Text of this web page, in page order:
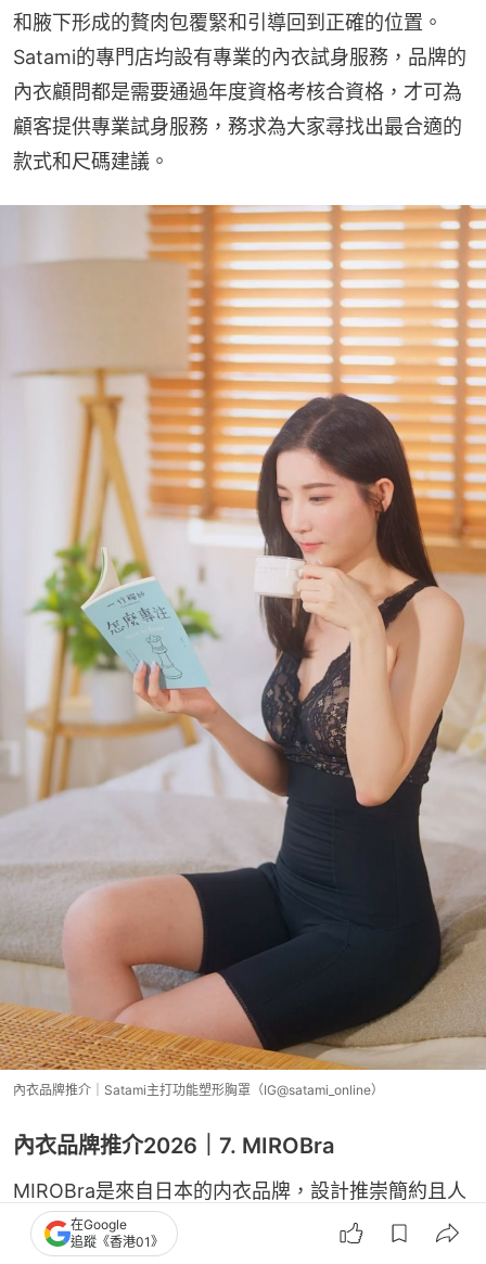
和腋下形成的贅肉包覆緊和引導回到正確的位置。
Satami的專門店均設有專業的內衣試身服務，品牌的
內衣顧問都是需要通過年度資格考核合資格，才可為
顧客提供專業試身服務，務求為大家尋找出最合適的
款式和尺碼建議。
內衣品牌推介｜Satami主打功能塑形胸罩（IG@satami_online）
內衣品牌推介2026｜7. MIROBra
MIROBra是來自日本的内衣品牌，設計推崇簡約且人
性化的設計。內衣採用日本獨家專利BiyuTech，配合
在Google
追蹤《香港01》